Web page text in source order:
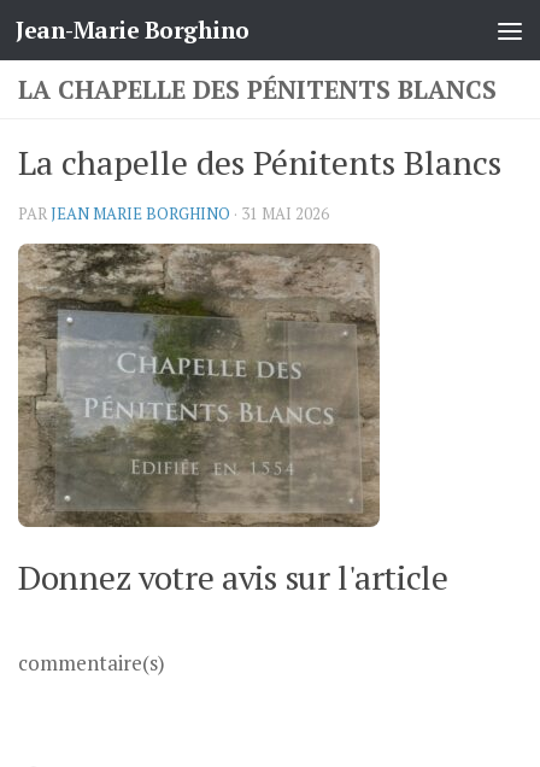
Skip to content
Jean-Marie Borghino
LA CHAPELLE DES PÉNITENTS BLANCS
La chapelle des Pénitents Blancs
PARJEAN MARIE BORGHINO · 31 MAI 2026
Donnez votre avis sur l'article
commentaire(s)